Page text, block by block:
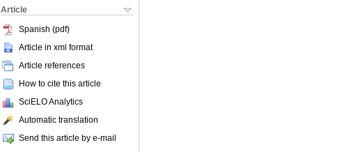
Article
Spanish (pdf)
Article in xml format
Article references
How to cite this article
SciELO Analytics
Automatic translation
Send this article by e-mail